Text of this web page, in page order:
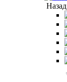
Назад